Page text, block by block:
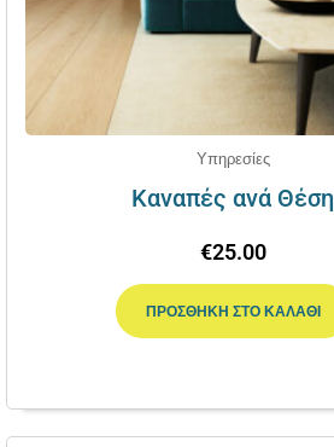
Υπηρεσίες
Καναπές ανά Θέση
€25.00
ΠΡΟΣΘΉΚΗ ΣΤΟ ΚΑΛΆΘΙ